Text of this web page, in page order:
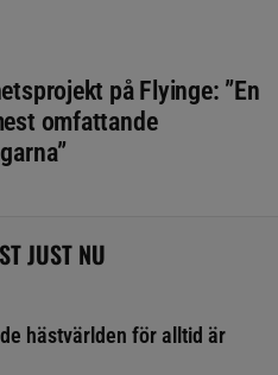
på Flyinge: ”En
omfattande
JUST NU
hästvärlden för alltid är